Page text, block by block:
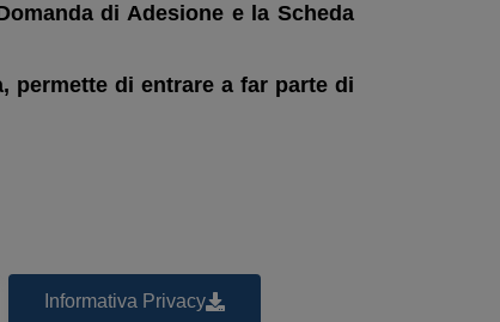
di Adesione e la Scheda
permette di entrare a far parte di
Informativa Privacy